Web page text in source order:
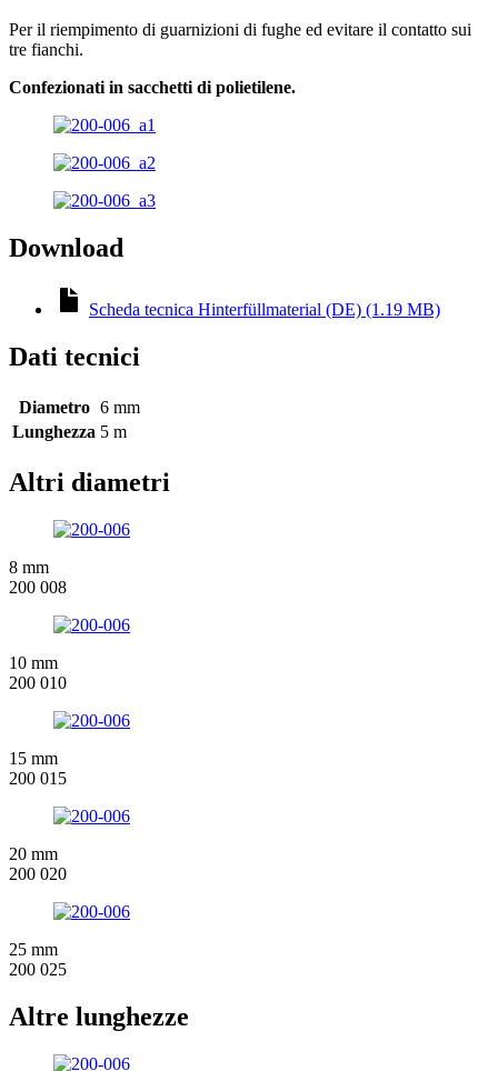
Per il riempimento di guarnizioni di fughe ed evitare il contatto sui
tre fianchi.
Confezionati in sacchetti di polietilene.
Download
Scheda tecnica Hinterfüllmaterial (DE) (1.19 MB)
Dati tecnici
Diametro 6 mm
Lunghezza 5 m
Altri diametri
8 mm
200 008
10 mm
200 010
15 mm
200 015
20 mm
200 020
25 mm
200 025
Altre lunghezze